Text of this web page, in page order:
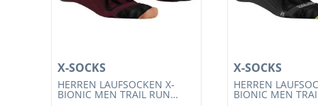
HERREN LAUFSOCKEN X-
BIONIC MEN TRAIL RUN
X-SOCKS
HERREN
BIONIC MEN
X-SOCKS